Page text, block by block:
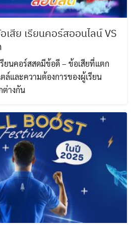
เสีย เรียนคอร์สออนไลน์ VS
ยนคอร์สสดมีข้อดี – ข้อเสียที่แตก
ล์และความต้องการของผู้เรียน
ต่างกัน